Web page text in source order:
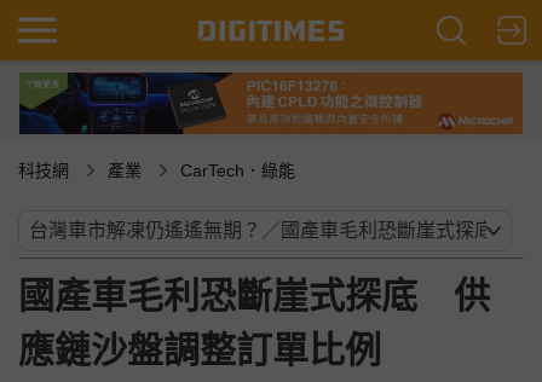
科技網 產業 CarTech．綠能
國產車毛利恐斷崖式探底 供
應鏈沙盤調整訂單比例